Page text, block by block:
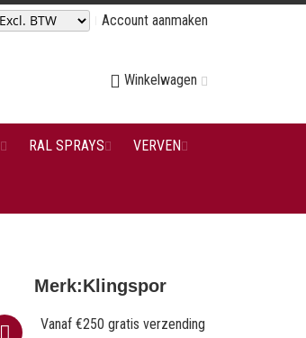
Account aanmaken
Winkelwagen
RAL SPRAYS VERVEN
Merk:Klingspor
Vanaf €250 gratis verzending